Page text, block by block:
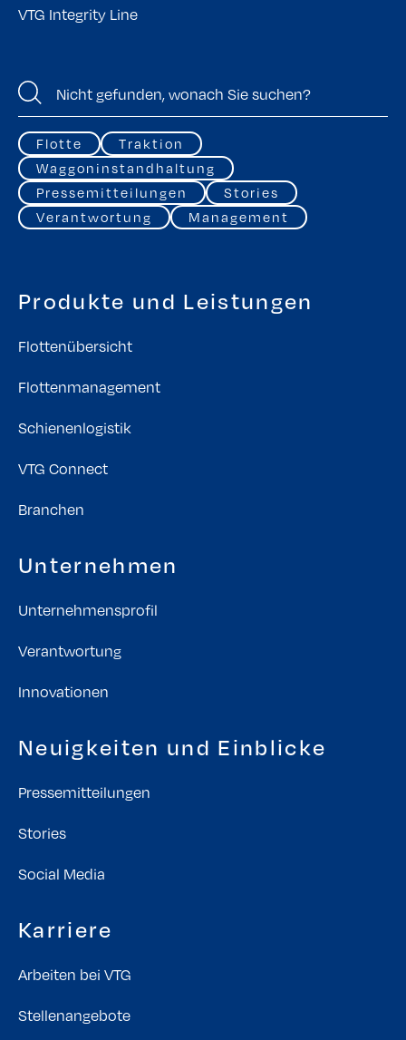
VTG Integrity Line
Flotte
Traktion
Waggoninstandhaltung
Pressemitteilungen
Stories
Verantwortung
Management
Produkte und Leistungen
Flottenübersicht
Flottenmanagement
Schienenlogistik
VTG Connect
Branchen
Unternehmen
Unternehmensprofil
Verantwortung
Innovationen
Neuigkeiten und Einblicke
Pressemitteilungen
Stories
Social Media
Karriere
Arbeiten bei VTG
Stellenangebote